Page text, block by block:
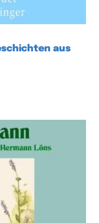
aus